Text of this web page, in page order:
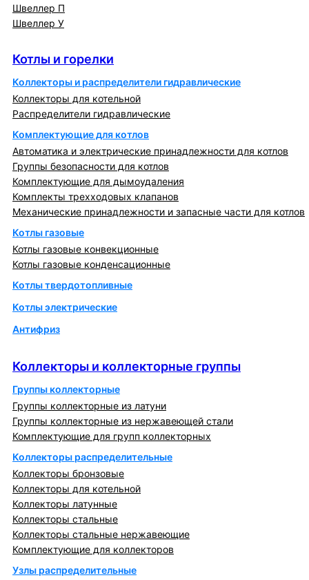
Швеллер П
Швеллер У
Котлы и горелки
Коллекторы и распределители гидравлические
Коллекторы для котельной
Распределители гидравлические
Комплектующие для котлов
Автоматика и электрические принадлежности для котлов
Группы безопасности для котлов
Комплектующие для дымоудаления
Комплекты трехходовых клапанов
Механические принадлежности и запасные части для котлов
Котлы газовые
Котлы газовые конвекционные
Котлы газовые конденсационные
Котлы твердотопливные
Котлы электрические
Антифриз
Коллекторы и коллекторные группы
Группы коллекторные
Группы коллекторные из латуни
Группы коллекторные из нержавеющей стали
Комплектующие для групп коллекторных
Коллекторы распределительные
Коллекторы бронзовые
Коллекторы для котельной
Коллекторы латунные
Коллекторы стальные
Коллекторы стальные нержавеющие
Комплектующие для коллекторов
Узлы распределительные